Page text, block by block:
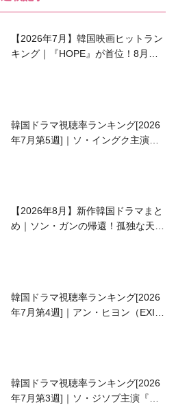
【2026年7月】韓国映画ヒットラン
キング｜『HOPE』が首位！8月公
韓国ドラマ視聴率ランキング[2026
年7月第5週]｜ソ・イングク主演の
【2026年8月】新作韓国ドラマまと
め｜ソン・ガンの帰還！孤独な天才
韓国ドラマ視聴率ランキング[2026
年7月第4週]｜アン・ヒヨン（EXID
韓国ドラマ視聴率ランキング[2026
年7月第3週]｜ソ・ジソブ主演『エ